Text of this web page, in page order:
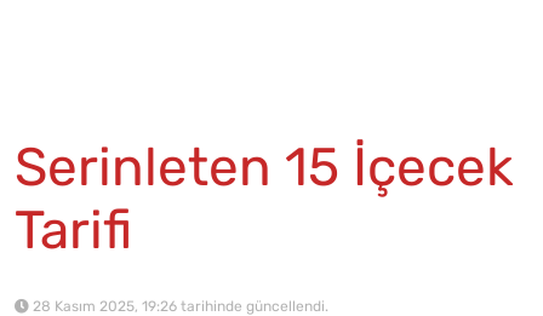
Serinleten 15 İçecek
Tarifi
28 Kasım 2025, 19:26 tarihinde güncellendi.